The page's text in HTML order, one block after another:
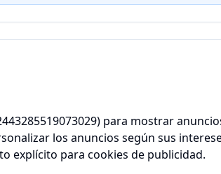
para mostrar
los anuncios según sus
explícito para cookies de publicidad.